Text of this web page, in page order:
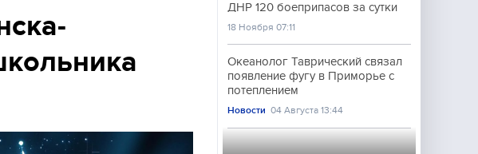
Происшествия
ДНР 120 боеприпасов за сутки
18 Ноября 07:11
Океанолог Таврический связал
появление фугу в Приморье с
потеплением
Новости 04 Августа 13:44